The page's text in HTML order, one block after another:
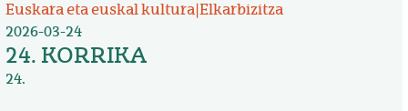
Euskara eta euskal kultura| Elkarbizitza
2026-03-24
24. KORRIKA
24.